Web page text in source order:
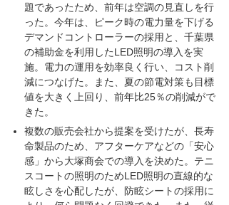
題であったため、前年は空調の見直しを行
った。今年は、ピーク時の電力量を下げる
デマンドコントローラーの採用と、千葉県
の補助金を利用したLED照明の導入を実
施。電力の運用を効率良く行い、コスト削
減につなげた。また、夏の節電対策も目標
値を大きく上回り、前年比25％の削減がで
きた。
複数の販売会社から提案を受けたが、長寿
命製品のため、アフターケアなどの「安心
感」から大塚商会での導入を決めた。テニ
スコートの照明のためLED照明の直線的な
眩しさを心配したが、防眩シートの採用に